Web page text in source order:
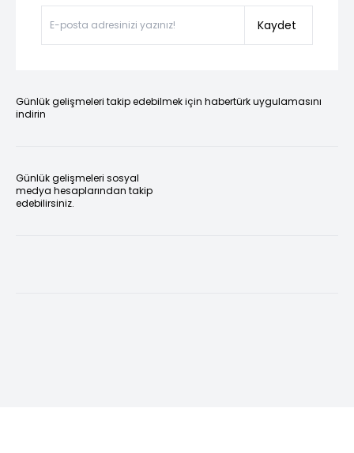
Kaydet
Günlük gelişmeleri takip edebilmek için habertürk uygulamasını
indirin
Günlük gelişmeleri sosyal
medya hesaplarından takip
edebilirsiniz.